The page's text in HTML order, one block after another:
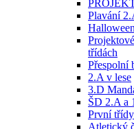
Plavání
třídách
Přespolní
2.A v lese
3.D
ŠD 2.A a
První